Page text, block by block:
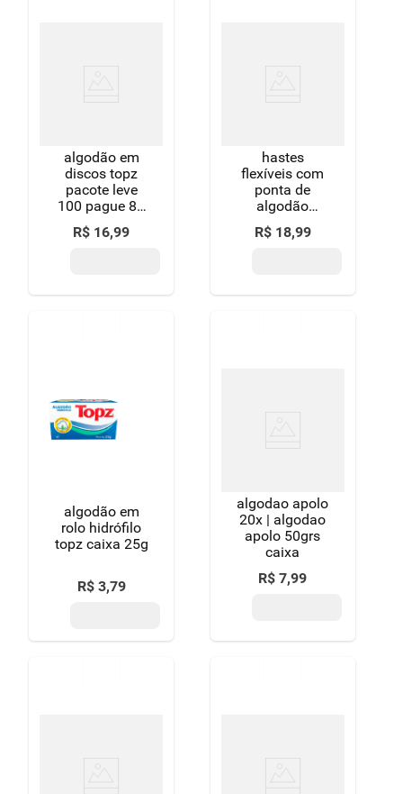
algodão em
discos topz
pacote leve
100 pague 85
unidades
R$ 16,99
hastes
flexíveis com
ponta de
algodão
johnson &
johnson
R$ 18,99
algodão em
rolo hidrófilo
topz caixa 25g
R$ 3,79
algodao apolo
20x | algodao
apolo 50grs
caixa
R$ 7,99